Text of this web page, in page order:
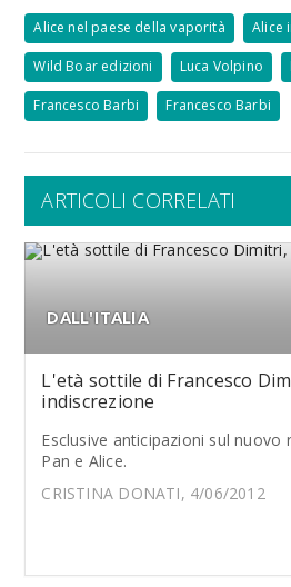
Alice nel paese della vaporità Alice
Wild Boar edizioni Luca Volpino
Francesco Barbi Francesco Barbi
ARTICOLI CORRELATI
DALL'ITALIA
L'età sottile di Francesco
indiscrezione
Esclusive anticipazioni sul
Pan e Alice.
CRISTINA DONATI, 4/06/2012